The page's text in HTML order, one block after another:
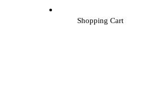
Shopping Cart